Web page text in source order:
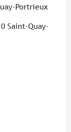
Portrieux
Saint-Quay-